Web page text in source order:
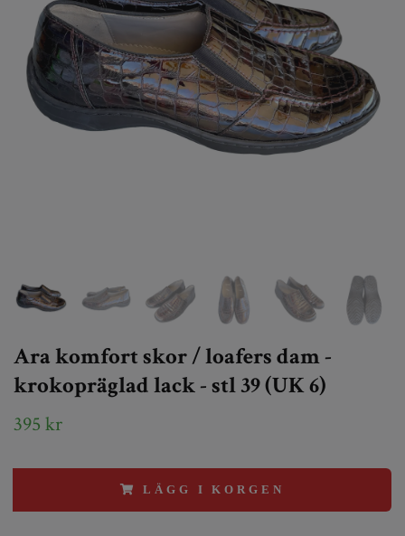
Ara komfort skor / loafers dam -
krokopräglad lack - stl 39 (UK 6)
395 kr
LÄGG I KORGEN